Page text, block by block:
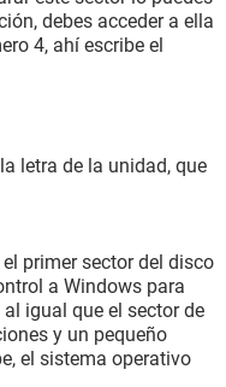
debes acceder a ella
4, ahí escribe el
letra de la unidad, que
primer sector del disco
a Windows para
igual que el sector de
y un pequeño
el sistema operativo